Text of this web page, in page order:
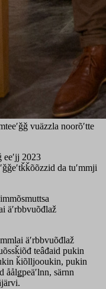
vuäzzla noorõʹtte
eeʹjj 2023
da tuʹmmji
äʹrbbvuõđlaž
äʹrbbvuõđlaž
teâđaid pukin
ǩiõlljooukin, pukin
åålǥpeäʹlnn, särnn